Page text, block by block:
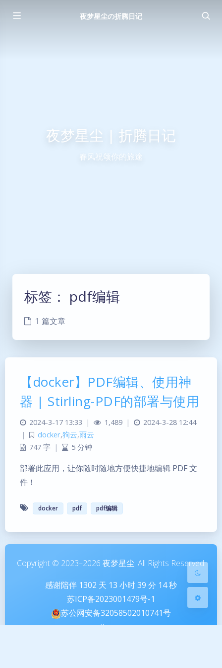
夜梦星尘の折腾日记
夜梦星尘 | 折腾日记
春风祝颂你的旅途
暗黑模式
标签： pdf编辑
1 篇文章
【docker】PDF编辑、使用神
器 | Stirling-PDF的部署与使用
2024-3-17 13:33 | 1,489 |
2024-3-28 12:44
|
docker,狗云,雨云
747 字 | 5 分钟
部署此应用，让你随时随地方便快捷地编辑 PDF 文
件！
docker pdf pdf编辑
Copyright © 2023–2026 夜梦星尘. All Rights Reserved.
感谢陪伴 1302 天 13 小时39 分 14秒
苏ICP备2023001479号-1
苏公网安备32058502010741号
sitemap